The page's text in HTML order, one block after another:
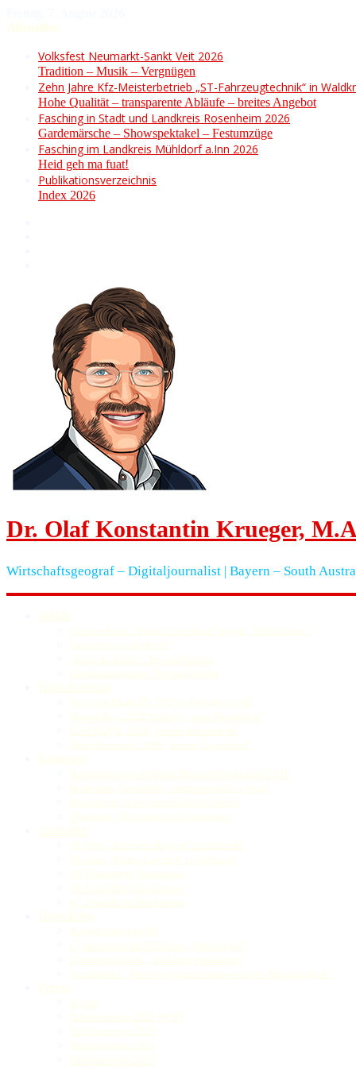
Aktuelles:
Volksfest Neumarkt-Sankt Veit 2026
Tradition – Musik – Vergnügen
Zehn Jahre Kfz-Meisterbetrieb „ST-Fahrzeugtechnik“ in
Hohe Qualität – transparente Abläufe – breites Angebot
Fasching in Stadt und Landkreis Rosenheim 2026
Gardemärsche – Showspektakel – Festumzüge
Fasching im Landkreis Mühldorf a.Inn 2026
Heid geh ma fuat!
Publikationsverzeichnis
Index 2026
Dr. Olaf Konstantin Krueger,
Wirtschaftsgeograf – Digitaljournalist | Bayern – South
Politik
Corona-Krise: „Harter Lockdown“ gegen „Schlendrian“
Fang ma o zu gendern!?
„Respekt-Rente“: Pro und Kontra
Grundeinkommen: Pro und Kontra
Digitalisierung
Hype um ChatGPT: 2023er-Debatte um KI
Homeoffice: 2022 bedingt „neue Normalität“
EU-DSGVO: 2018 „Furcht übertrieben“
Digitalisierung: 2016 „unsere Gegenwart“
Regionen
Raumordnungsverfahren Brenner-Nordzulauf 2021
Herbstfest: Gmiatlich – traditionsreich – fetzig
Rosenheim: Gute wirtschaftliche Noten
Migration: Strategien der Kommunen
Australien
60 Jahre „Bund der Bayern“ in Adelaide
40 Jahre „Radio Austria 4“ in Adelaide
69. Frankfurter Buchmesse
68. Frankfurter Buchmesse
67. Frankfurter Buchmesse
Digitalblog
Journalismus und KI
Cyberattacke auf Telekom: „Warnsignal“
Elektromobilität: „im Alltag verankern“
Standpunkt: „Für eine gesamtverantwortliche Digitalpolitik“
Presse
Events
Publikationen 2026 (WIP)
Publikationen 2025
Publikationen 2024
Publikationen 2023